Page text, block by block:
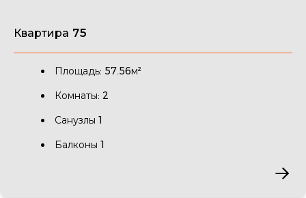
Квартира 75
Площадь: 57.56м²
Комнаты: 2
Санузлы 1
Балконы 1